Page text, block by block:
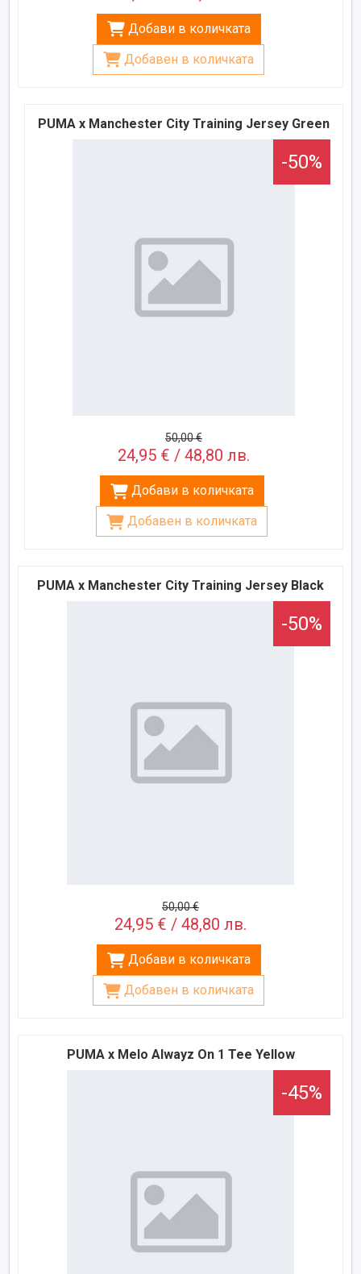
Добави в количката
Добавен в количката
PUMA x Manchester City Training Jersey Green
-50%
50,00 €
24,95 € / 48,80 лв.
Добави в количката
Добавен в количката
PUMA x Manchester City Training Jersey Black
-50%
50,00 €
24,95 € / 48,80 лв.
Добави в количката
Добавен в количката
PUMA x Melo Alwayz On 1 Tee Yellow
-45%